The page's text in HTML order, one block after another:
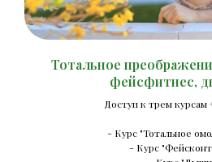
Тотальное
фейсфитнес,
Доступ к трем курсам
- Курс "Тотальное
- Курс